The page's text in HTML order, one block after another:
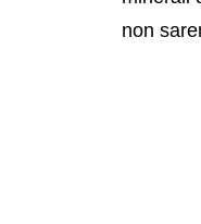
non